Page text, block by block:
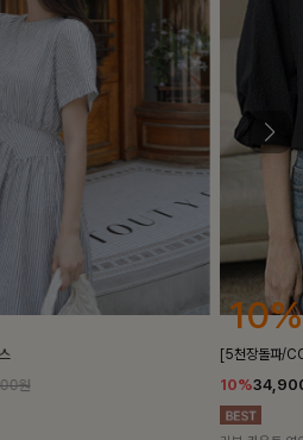
원
10%
[5천장돌파/
10%